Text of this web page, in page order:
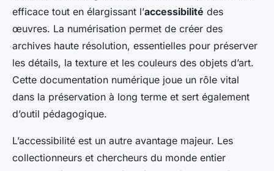
efficace tout en élargissant l’accessibilité des
œuvres. La numérisation permet de créer des
archives haute résolution, essentielles pour préserver
les détails, la texture et les couleurs des objets d’art.
Cette documentation numérique joue un rôle vital
dans la préservation à long terme et sert également
d’outil pédagogique.
L’accessibilité est un autre avantage majeur. Les
collectionneurs et chercheurs du monde entier